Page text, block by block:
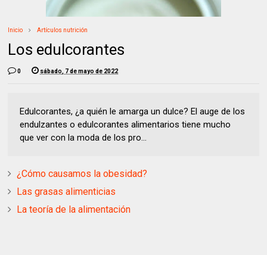
Inicio Artículos nutrición
Los edulcorantes
0 sábado, 7 de mayo de 2022
Edulcorantes, ¿a quién le amarga un dulce? El auge de los
endulzantes o edulcorantes alimentarios tiene mucho
que ver con la moda de los pro...
¿Cómo causamos la obesidad?
Las grasas alimenticias
La teoría de la alimentación